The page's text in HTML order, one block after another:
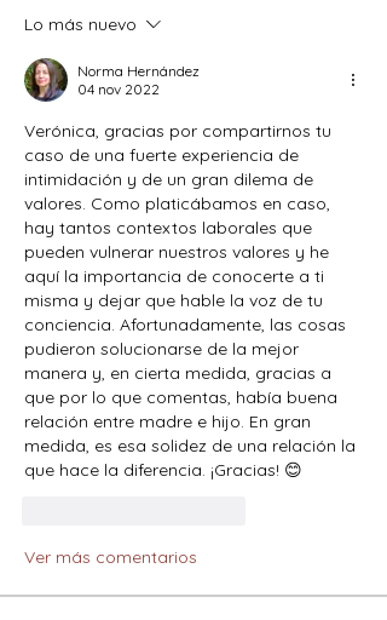
Lo más nuevo
Norma Hernández
04 nov 2022
Verónica, gracias por compartirnos tu
caso de una fuerte experiencia de
intimidación y de un gran dilema de
valores. Como platicábamos en caso,
hay tantos contextos laborales que
pueden vulnerar nuestros valores y he
aquí la importancia de conocerte a ti
misma y dejar que hable la voz de tu
conciencia. Afortunadamente, las cosas
pudieron solucionarse de la mejor
manera y, en cierta medida, gracias a
que por lo que comentas, había buena
relación entre madre e hijo. En gran
medida, es esa solidez de una relación la
que hace la diferencia. ¡Gracias! 😊
Ver más comentarios